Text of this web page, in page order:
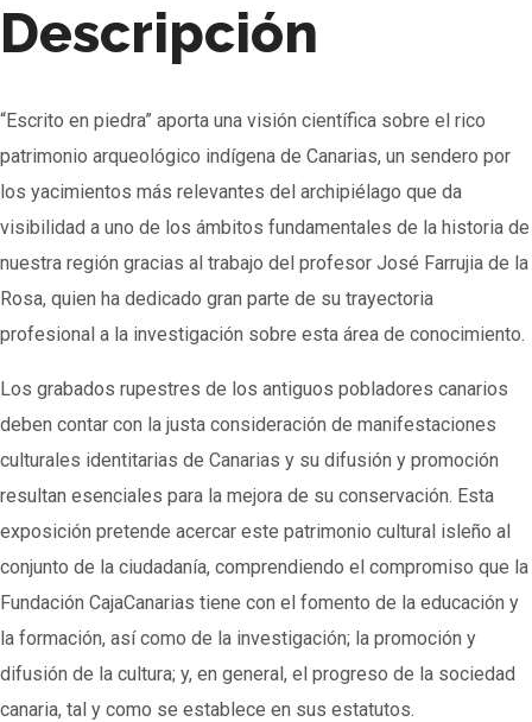
Descripción
“Escrito en piedra” aporta una visión científica sobre el rico
patrimonio arqueológico indígena de Canarias, un sendero por
los yacimientos más relevantes del archipiélago que da
visibilidad a uno de los ámbitos fundamentales de la historia de
nuestra región gracias al trabajo del profesor José Farrujia de la
Rosa, quien ha dedicado gran parte de su trayectoria
profesional a la investigación sobre esta área de conocimiento.
Los grabados rupestres de los antiguos pobladores canarios
deben contar con la justa consideración de manifestaciones
culturales identitarias de Canarias y su difusión y promoción
resultan esenciales para la mejora de su conservación. Esta
exposición pretende acercar este patrimonio cultural isleño al
conjunto de la ciudadanía, comprendiendo el compromiso que la
Fundación CajaCanarias tiene con el fomento de la educación y
la formación, así como de la investigación; la promoción y
difusión de la cultura; y, en general, el progreso de la sociedad
canaria, tal y como se establece en sus estatutos.